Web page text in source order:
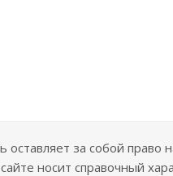
за собой право
носит справочный